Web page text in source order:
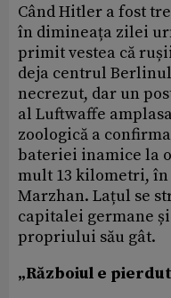
Când Hitler a fost
în dimineața zilei
primit vestea că
deja centrul
necrezut, dar un
al Luftwaffe
zoologică a
bateriei inamice la
mult 13 kilometri,
Marzhan. Lațul se
capitalei germane
propriului său gât.
„Războiul e